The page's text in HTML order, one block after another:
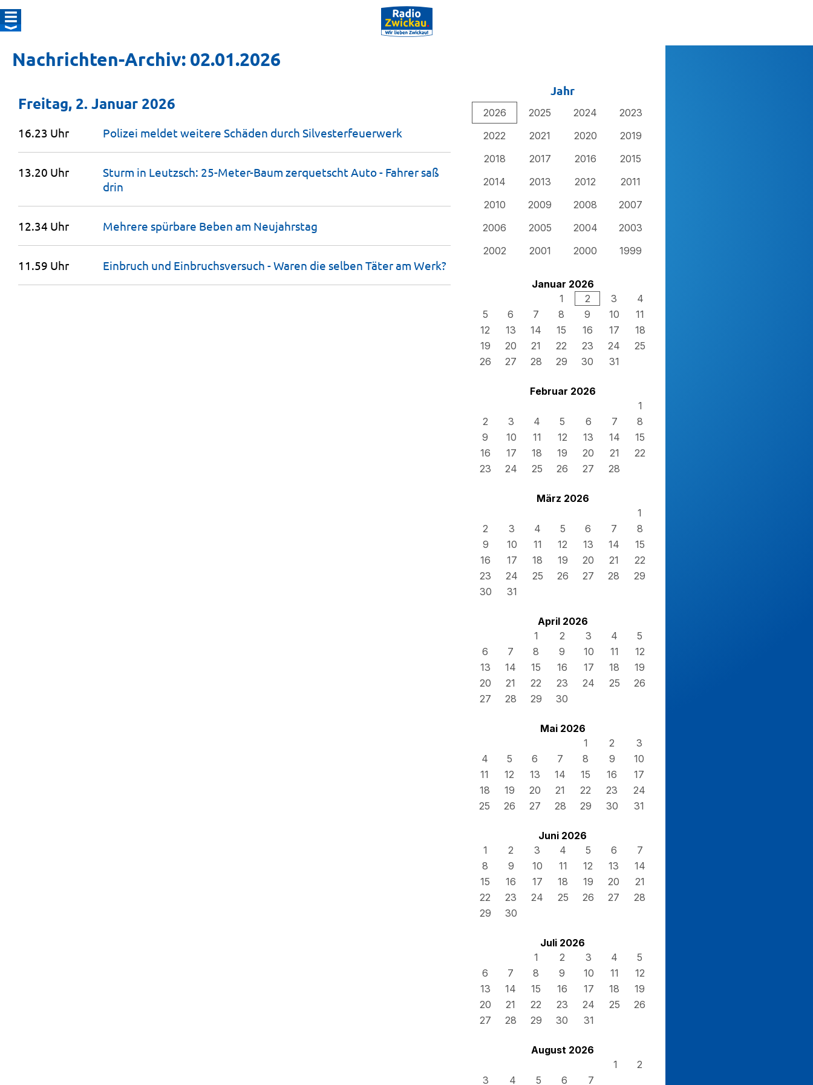
Nachrichten-Archiv: 02.01.2026
Jahr
2026 2025 2024
2023
2022
2021 2020
2019
2018
2017 2016
2015
2014
2013 2012
2011
2010
2009 2008
2007
2006
2005 2004
2003
2002
2001 2000 1999
Januar 2026
1
2 3
4
5
6 7 8 9 10
11
12
13 14 15 16 17
18
19
20 21 22 23 24
25
26
27 28 29 30 31
Februar 2026
1
2
3 4 5 6 7
8
9
10 11 12 13 14
15
16
17 18 19 20 21
22
23
24 25 26 27 28
März 2026
1
2
3 4 5 6 7
8
9
10 11 12 13 14
15
16
17 18 19 20 21
22
23
24 25 26 27 28
29
30
31
April 2026
1
2 3 4
5
6
7 8 9 10 11
12
13
14 15 16 17 18
19
20
21 22 23 24 25
26
27
28 29 30
Mai 2026
1
2
3
4
5 6 7 8 9
10
11
12 13 14 15 16
17
18
19 20 21 22 23
24
25
26 27 28 29 30 31
Juni 2026
1
2 3 4 5 6
7
8
9 10 11 12 13
14
15
16 17 18 19 20
21
22
23 24 25 26 27
28
29
30
Juli 2026
1
2 3 4
5
6
7 8 9 10 11
12
13
14 15 16 17 18
19
20
21 22 23 24 25
26
27
28 29 30 31
August 2026
1
2
3
4 5 6 7
Freitag, 2. Januar 2026
16.23 Uhr Polizei meldet weitere Schäden durch Silvesterfeuerwerk
13.20 Uhr
Sturm in Leutzsch: 25-Meter-Baum zerquetscht Auto - Fahrer saß
drin
12.34 Uhr Mehrere spürbare Beben am Neujahrstag
11.59 Uhr Einbruch und Einbruchsversuch - Waren die selben Täter am Werk?